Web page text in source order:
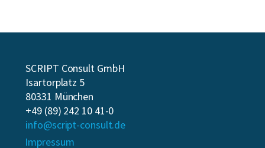
SCRIPT Consult GmbH
Isartorplatz 5
80331 München
+49 (89) 242 10 41-0
info@script-consult.de
Impressum